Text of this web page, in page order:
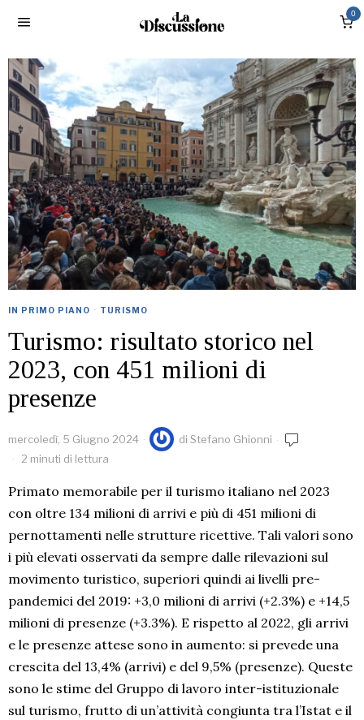
0
IN PRIMO PIANO · TURISMO
Turismo: risultato storico nel
2023, con 451 milioni di
presenze
mercoledì, 5 Giugno 2024 di Stefano Ghionni
2 minuti di lettura
Primato memorabile per il turismo italiano nel 2023
con oltre 134 milioni di arrivi e più di 451 milioni di
pernottamenti nelle strutture ricettive. Tali valori sono
i più elevati osservati da sempre dalle rilevazioni sul
movimento turistico, superiori quindi ai livelli pre-
pandemici del 2019: +3,0 milioni di arrivi (+2.3%) e +14,5
milioni di presenze (+3.3%). E rispetto al 2022, gli arrivi
e le presenze attese sono in aumento: si prevede una
crescita del 13,4% (arrivi) e del 9,5% (presenze). Queste
sono le stime del Gruppo di lavoro inter-istituzionale
sul turismo, frutto di un’attività congiunta tra l’Istat e il